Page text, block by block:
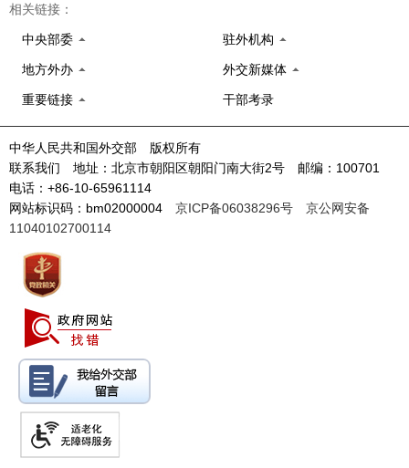
相关链接：
中央部委 驻外机构
地方外办 外交新媒体
重要链接 干部考录
中华人民共和国外交部 版权所有
联系我们 地址：北京市朝阳区朝阳门南大街2号 邮编：100701
电话：+86-10-65961114
网站标识码：bm02000004 京ICP备06038296号
京公网安备
11040102700114